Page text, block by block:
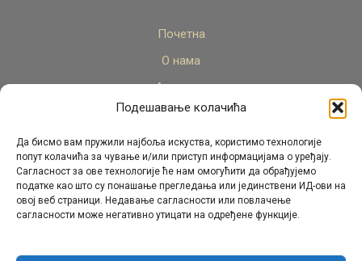
Подешавање колачића
Да бисмо вам пружили најбоља искуства, користимо технологије
попут колачића за чување и/или приступ информацијама о уређају.
Сагласност за ове технологије ће нам омогућити да обрађујемо
податке као што су понашање прегледања или јединствени ИД-ови на
овој веб страници. Недавање сагласности или повлачење
сагласности може негативно утицати на одређене функције.
Почетна
О нама
Актуелно
Стручни кадар
Пројекти
Архива
Контакт